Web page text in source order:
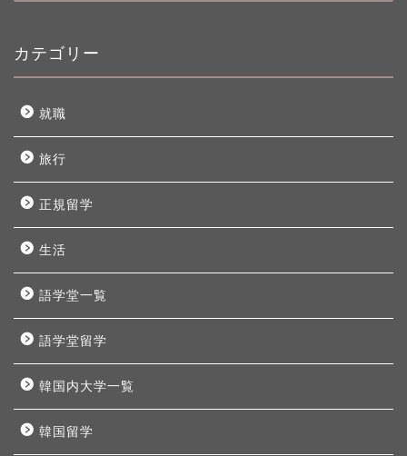
カテゴリー
就職
旅行
正規留学
生活
語学堂一覧
語学堂留学
韓国内大学一覧
韓国留学